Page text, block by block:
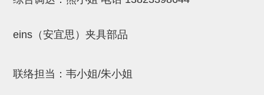
eins（安宜思）夹具部品
联络担当：韦小姐/朱小姐
HNW系列